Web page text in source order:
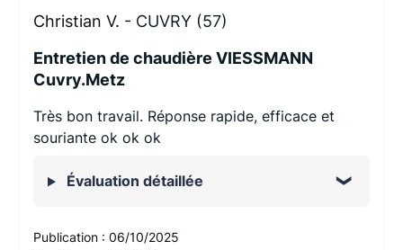
Christian V. - CUVRY (57)
Entretien de chaudière VIESSMANN
Cuvry.Metz
Très bon travail. Réponse rapide, efficace et
souriante ok ok ok
Évaluation détaillée
Publication : 06/10/2025